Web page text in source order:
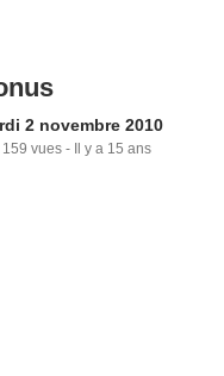
2 novembre 2010
159 vues - Il y a 15 ans